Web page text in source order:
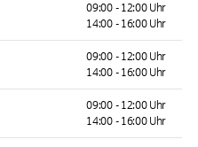
09:00 - 12:00 Uhr
14:00 - 16:00 Uhr
09:00 - 12:00 Uhr
14:00 - 16:00 Uhr
09:00 - 12:00 Uhr
14:00 - 16:00 Uhr